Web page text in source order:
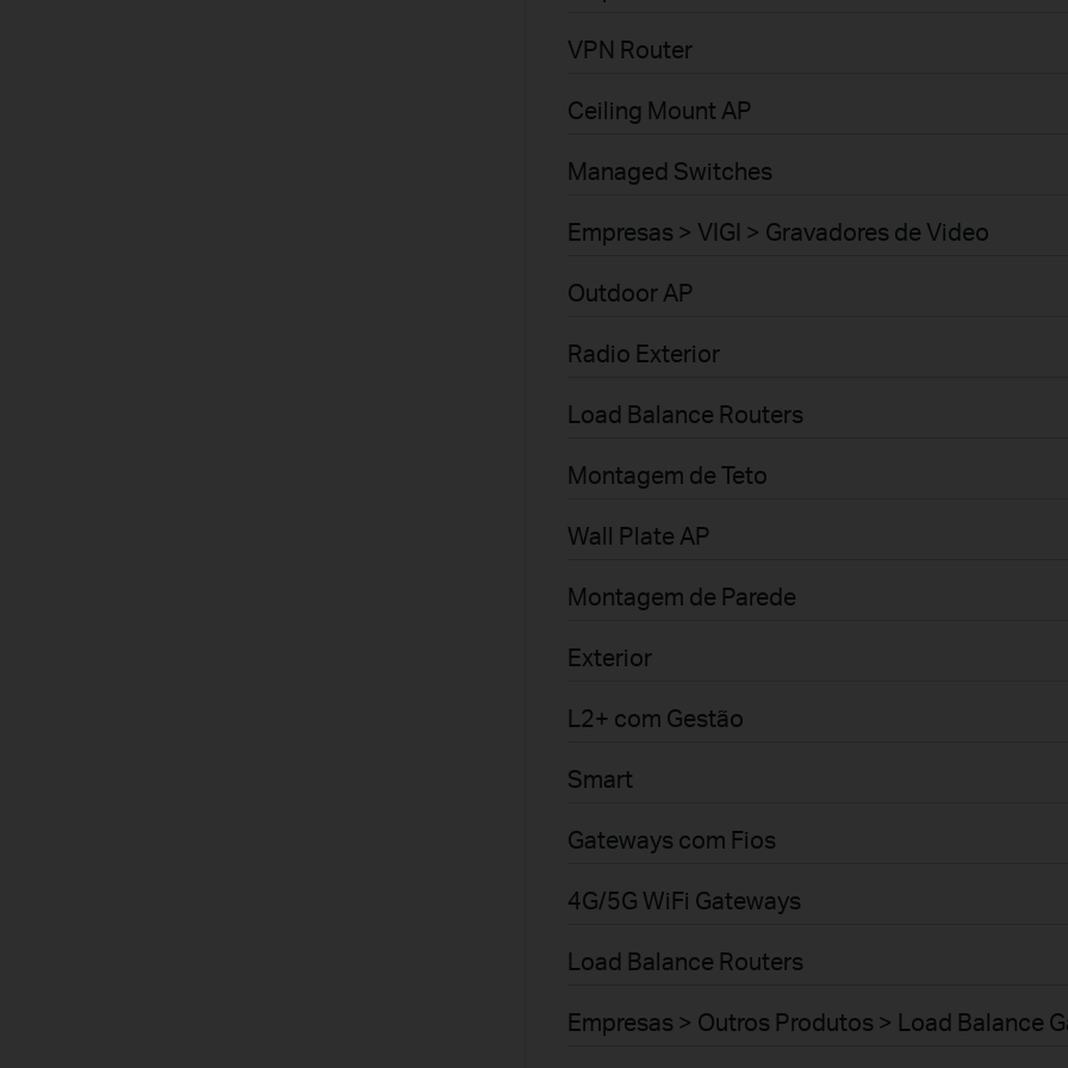
VPN Router
Ceiling Mount AP
Managed Switches
Empresas > VIGI > Gravadores de Video
Outdoor AP
Radio Exterior
Load Balance Routers
Montagem de Teto
Wall Plate AP
Montagem de Parede
Exterior
L2+ com Gestão
Smart
Gateways com Fios
4G/5G WiFi Gateways
Load Balance Routers
Empresas > Outros Produtos > Load Balance